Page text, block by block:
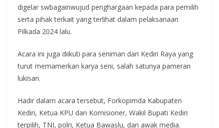
digelar swbagainwujud penghargaan kepada para pemilih
serta pihak terkait yang terlihat dalam pelaksanaan
Pilkada 2024 lalu.
Acara ini juga diikuti para seniman dari Kediri Raya yang
turut memamerkan karya seni, salah satunya pameran
lukisan.
Hadir dalam acara tersebut, Forkopimda Kabupaten
Kediri, Ketua KPU dan Komisioner, Wakil Bupati Kediri
terpilih, TNI, polri, Ketua Bawaslu, dan awak media.